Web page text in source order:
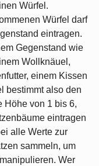
Würfel.
Würfel darf
eintragen.
Gegenstand wie
Wollknäuel,
einem Kissen
bestimmt also den
Höhe von 1 bis 6,
eintragen
alle Werte zur
sammeln, um
Wer